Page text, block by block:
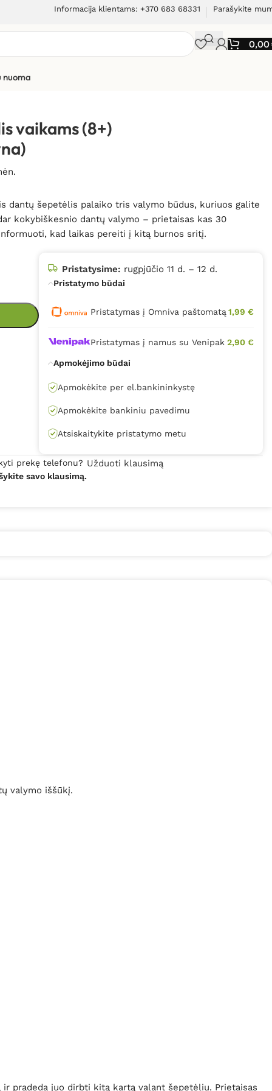
Informacija klientams: +370 683 68331 Parašykite
0,00
nuoma
vaikams (8+)
dantų šepetėlis palaiko tris valymo būdus, kuriuos galite
kokybiškesnio dantų valymo – prietaisas kas 30
kad laikas pereiti į kitą burnos sritį.
Pristatysime: rugpjūčio 11 d. – 12 d.
Pristatymo būdai
Pristatymas į Omniva paštomatą 1,99 €
Pristatymas į namus su Venipak 2,90 €
Apmokėjimo būdai
Apmokėkite per el.bankininkystę
Apmokėkite bankiniu pavedimu
Atsiskaitykite pristatymo metu
prekę telefonu?
savo klausimą.
Užduoti klausimą
valymo iššūkį.
pradeda juo dirbti kitą kartą valant šepetėliu. Prietaisas